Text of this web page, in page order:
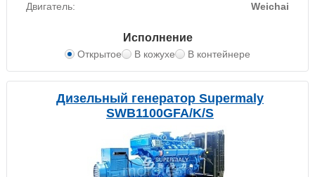
Двигатель:
Weichai
Исполнение
Открытое В кожухе В контейнере
Дизельный генератор Supermaly
SWB1100GFA/K/S